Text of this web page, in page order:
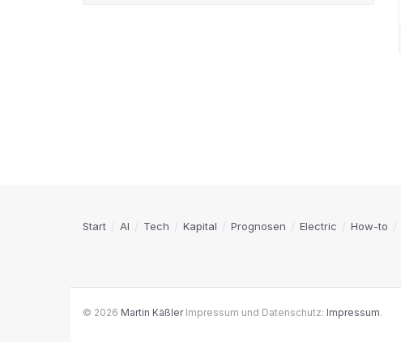
Start AI Tech Kapital Prognosen Electric How-to
© 2026 Martin KäßlerImpressum und Datenschutz: Impressum.